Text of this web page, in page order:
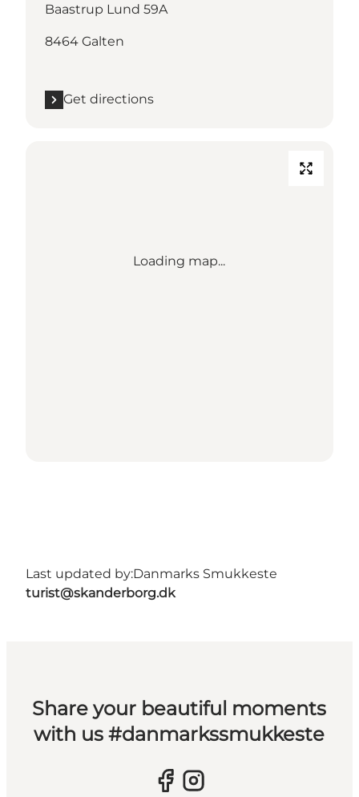
Baastrup Lund 59A
8464 Galten
Get directions
Loading map...
Last updated by:Danmarks Smukkeste
turist@skanderborg.dk
Share your beautiful moments
with us #danmarkssmukkeste